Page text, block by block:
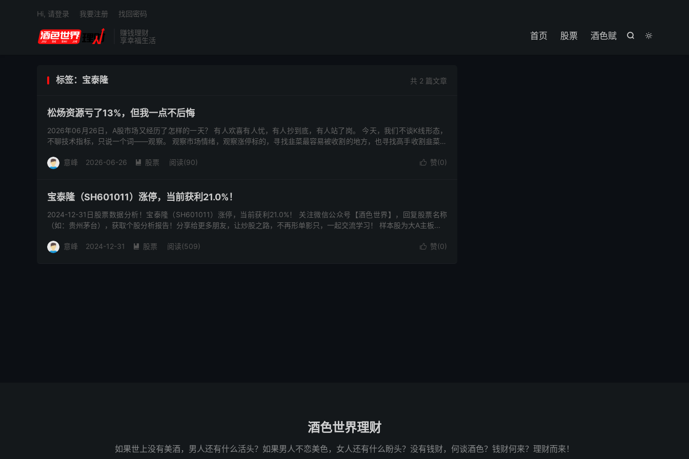
赚钱理财
享幸福生活


首页 股票 酒色赋
Hi, 请登录 我要注册 找回密码
共 2 篇文章
标签：宝泰隆
松炀资源亏了13%，但我一点不后悔
2026年06月26日，A股市场又经历了怎样的一天？ 有人欢喜有人忧，有人抄到底，有人站了岗。 今天，我们不谈K线形态，
不聊技术指标，只说一个词——观察。 观察市场情绪，观察涨停标的，寻找韭菜最容易被收割的地方，也寻找高手收割韭菜的
 赞(0)
意峰 2026-06-26  股票 阅读(90)
宝泰隆（SH601011）涨停，当前获利21.0%！
2024-12-31日股票数据分析！宝泰隆（SH601011）涨停，当前获利21.0%！ 关注微信公众号【酒色世界】，回复股票名称
（如：贵州茅台），获取个股分析报告！分享给更多朋友，让炒股之路，不再形单影只，一起交流学习！ 样本股为大A主板...
 赞(0)
意峰 2024-12-31  股票 阅读(509)
酒色世界理财
如果世上没有美酒，男人还有什么活头？如果男人不恋美色，女人还有什么盼头？没有钱财，何谈酒色？钱财何来？理财而来！